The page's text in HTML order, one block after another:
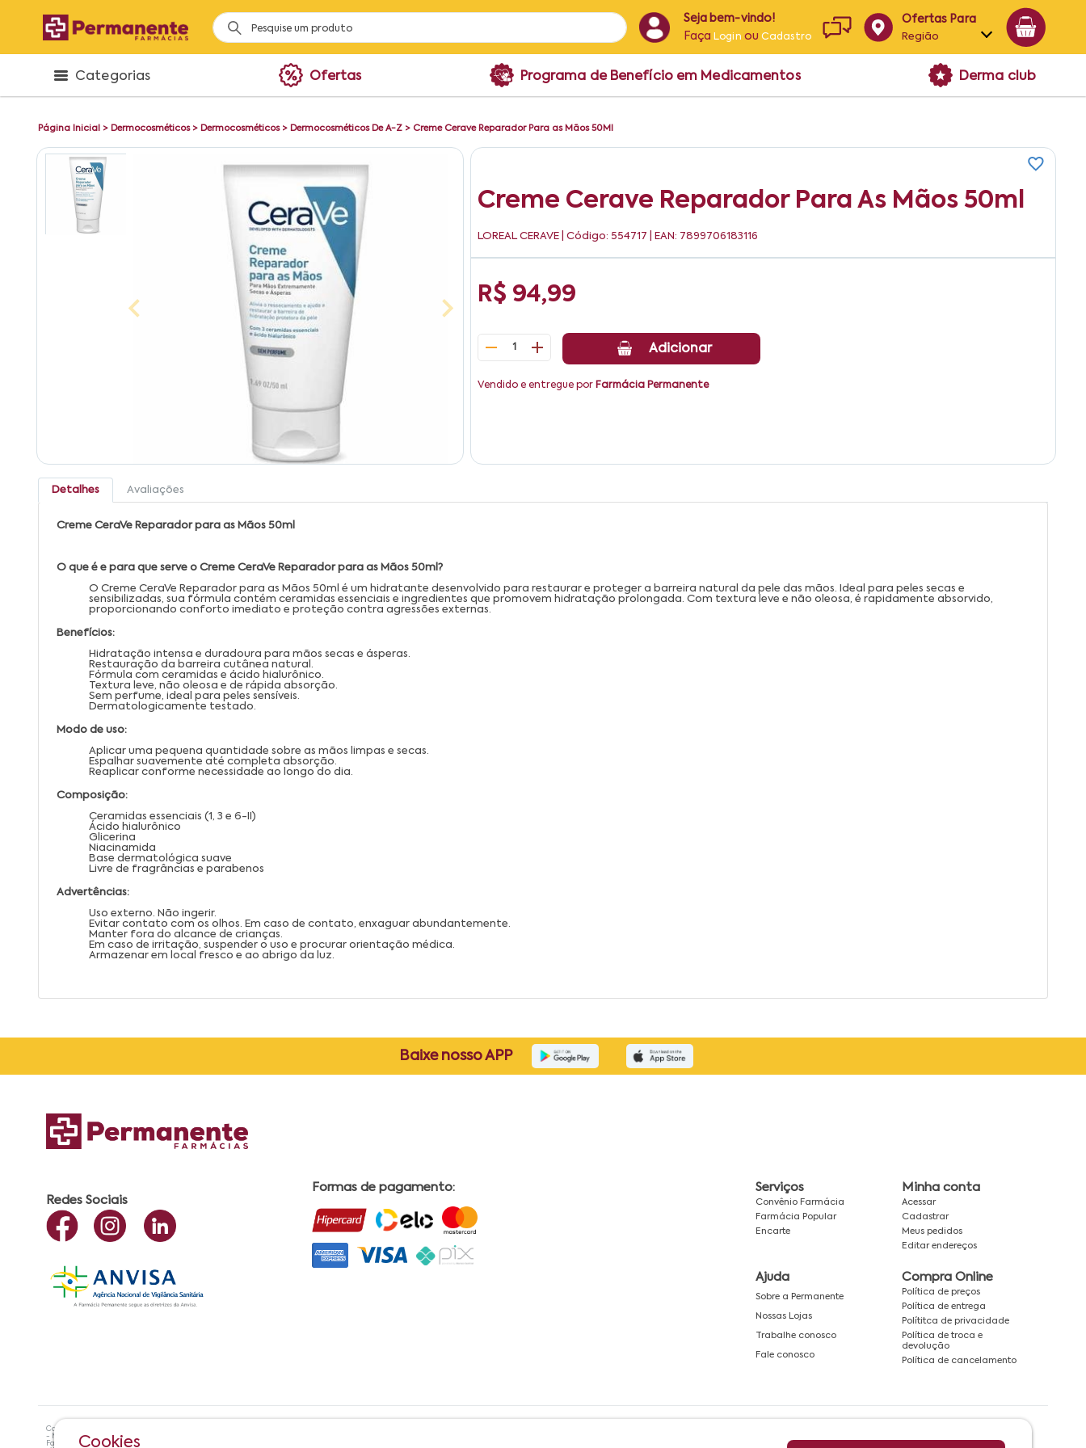
Seja bem-vindo!
Faça Login ouCadastro
Ofertas Para
Região
Alagoas
Categorias Ofertas Programa de Benefício em Medicamentos Derma club
Página Inicial > Dermocosméticos> Dermocosméticos> Dermocosméticos De A-Z > Creme Cerave Reparador Para as Mãos 50Ml
Creme Cerave Reparador Para As Mãos 50ml
LOREAL CERAVE | Código: 554717 | EAN: 7899706183116
R$ 94,99
1 Adicionar
Vendido e entregue por Farmácia Permanente
Detalhes Avaliações
Creme CeraVe Reparador para as Mãos 50ml
O que é e para que serve o Creme CeraVe Reparador para as Mãos 50ml?
O Creme CeraVe Reparador para as Mãos 50ml é um hidratante desenvolvido para restaurar e proteger a barreira natural da pele das mãos. Ideal para peles secas e
sensibilizadas, sua fórmula contém ceramidas essenciais e ingredientes que promovem hidratação prolongada. Com textura leve e não oleosa, é rapidamente absorvido,
proporcionando conforto imediato e proteção contra agressões externas.
Benefícios:
Hidratação intensa e duradoura para mãos secas e ásperas.
Restauração da barreira cutânea natural.
Fórmula com ceramidas e ácido hialurônico.
Textura leve, não oleosa e de rápida absorção.
Sem perfume, ideal para peles sensíveis.
Dermatologicamente testado.
Modo de uso:
Aplicar uma pequena quantidade sobre as mãos limpas e secas.
Espalhar suavemente até completa absorção.
Reaplicar conforme necessidade ao longo do dia.
Composição:
Ceramidas essenciais (1, 3 e 6-II)
Ácido hialurônico
Glicerina
Niacinamida
Base dermatológica suave
Livre de fragrâncias e parabenos
Advertências:
Uso externo. Não ingerir.
Evitar contato com os olhos. Em caso de contato, enxaguar abundantemente.
Manter fora do alcance de crianças.
Em caso de irritação, suspender o uso e procurar orientação médica.
Armazenar em local fresco e ao abrigo da luz.
Cookies
Baixe nosso APP
Redes Sociais
Formas de pagamento: Serviços
Convênio Farmácia
Farmácia Popular
Encarte
Minha conta
Acessar
Cadastrar
Meus pedidos
Editar endereços
Ajuda
Sobre a Permanente
Nossas Lojas
Trabalhe conosco
Fale conosco
Compra Online
Política de preços
Política de entrega
Polítitca de privacidade
Política de troca e
devolução
Política de cancelamento
Copyright ©? 2021 Farmácias Permanente - Todos os direitos reservados. RAZÃO SOCIAL | COMERCIAL DRUGSTORE|CNPJ: 05.230.009/0009-60 | End: Av. Tomas Espindola nº 630 - Farol
- Maceió - AL| CEP:57.051-000 Farmacêutica Responsável: Maria Cristiene de Oliveira Alves, CRF/AL Nº 2558 OBS: Preços exclusivos para produtos comercializados na Loja Virtual da
Farmácias Permanente | Horário de Atendimento: De Segunda à Sexta das 8h00 às 17h30 Email: